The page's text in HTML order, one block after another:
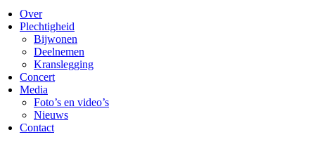
Over
Plechtigheid
Bijwonen
Deelnemen
Kranslegging
Concert
Media
Foto’s en video’s
Nieuws
Contact